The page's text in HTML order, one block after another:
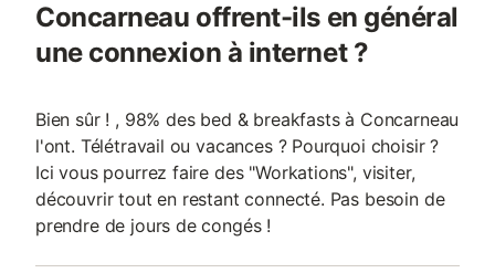
Concarneau offrent-ils en général
une connexion à internet ?
Bien sûr ! , 98% des bed & breakfasts à Concarneau
l'ont. Télétravail ou vacances ? Pourquoi choisir ?
Ici vous pourrez faire des "Workations", visiter,
découvrir tout en restant connecté. Pas besoin de
prendre de jours de congés !